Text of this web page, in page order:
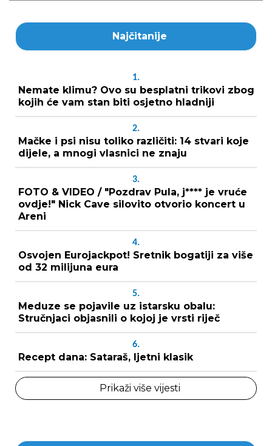
Najčitanije
1.
Nemate klimu? Ovo su besplatni trikovi zbog
kojih će vam stan biti osjetno hladniji
2.
Mačke i psi nisu toliko različiti: 14 stvari koje
dijele, a mnogi vlasnici ne znaju
3.
FOTO & VIDEO / "Pozdrav Pula, j**** je vruće
ovdje!" Nick Cave silovito otvorio koncert u
Areni
4.
Osvojen Eurojackpot! Sretnik bogatiji za više
od 32 milijuna eura
5.
Meduze se pojavile uz istarsku obalu:
Stručnjaci objasnili o kojoj je vrsti riječ
6.
Recept dana: Sataraš, ljetni klasik
Prikaži više vijesti